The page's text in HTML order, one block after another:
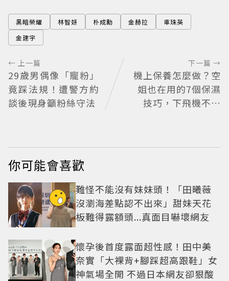
黑暗榮耀 林智妍 朴成勳 金赫拉
車珠英
金建宇
← 上一篇
29歲男偶像「寵粉」
竟踩法規！遭警方約
談後現身籲粉絲守法
下一篇 →
機上保養怎麼做？空
姐也在用的7個保濕
技巧，下飛機不乾
你可能會喜歡
難怪不能沒有妹妹頭！「田曦薇
沒瀏海差點認不出來」甜妹天花
板難得露額頭...真面目嚇壞網友
懷孕後首度露面超性感！田中美
奈實「大裸背+腳踩超高跟鞋」女
神氣場全開 不過日本網友卻狠酸